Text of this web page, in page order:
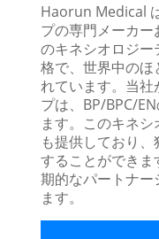
Haorun Medical
プの専門メーカ
のキネシオロジ
格で、世界中のほ
れています。当
プは、BP/BPC/
ます。このキネ
も提供しており
することができ
期的なパートナ
ます。